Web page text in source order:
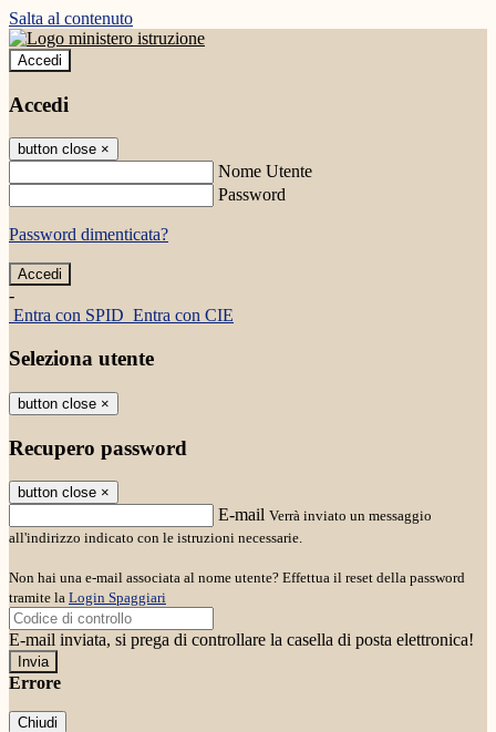
Salta al contenuto
Accedi
Accedi
button close ×
Nome Utente
Password
Password dimenticata?
-
Entra con SPID Entra con CIE
Seleziona utente
button close ×
Recupero password
button close ×
E-mail Verrà inviato un messaggio
all'indirizzo indicato con le istruzioni necessarie.
Non hai una e-mail associata al nome utente? Effettua il reset della password
tramite la Login Spaggiari
E-mail inviata, si prega di controllare la casella di posta elettronica!
Errore
Chiudi